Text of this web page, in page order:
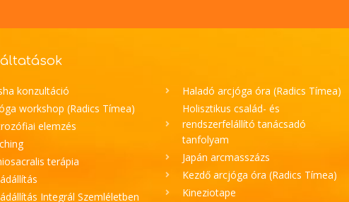
konzultáció
workshop (Radics Tímea)
elemzés
terápia
Integrál Szemléletben
Haladó arcjóga óra (Radics Tímea)
Holisztikus család- és
rendszerfelállító tanácsadó
tanfolyam
Japán arcmasszázs
Kezdő arcjóga óra (Radics Tímea)
Kineziotape